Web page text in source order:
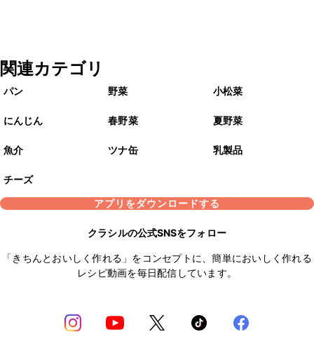
関連カテゴリ
パン 野菜 小松菜
にんじん 春野菜 夏野菜
魚介 ツナ缶 乳製品
チーズ
アプリをダウンロードする
クラシルの公式SNSをフォロー
「きちんとおいしく作れる」をコンセプトに、簡単においしく作れる
レシピ動画を毎日配信しています。